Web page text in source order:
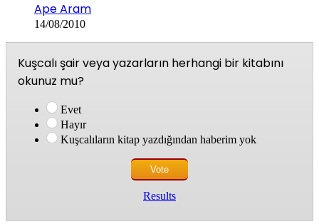
Ape Aram
14/08/2010
Kuşcalı şair veya yazarların herhangi bir kitabını
okunuz mu?
Evet
Hayır
Kuşcalıların kitap yazdığından haberim yok
Results